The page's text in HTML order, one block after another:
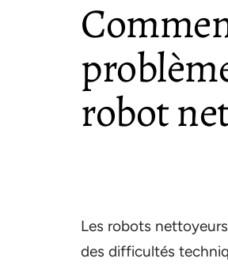
robot
Les robots
des difficultés